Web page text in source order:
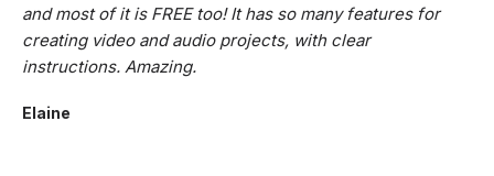
and most of it is FREE too! It has so many features for
creating video and audio projects, with clear
instructions. Amazing.
Elaine